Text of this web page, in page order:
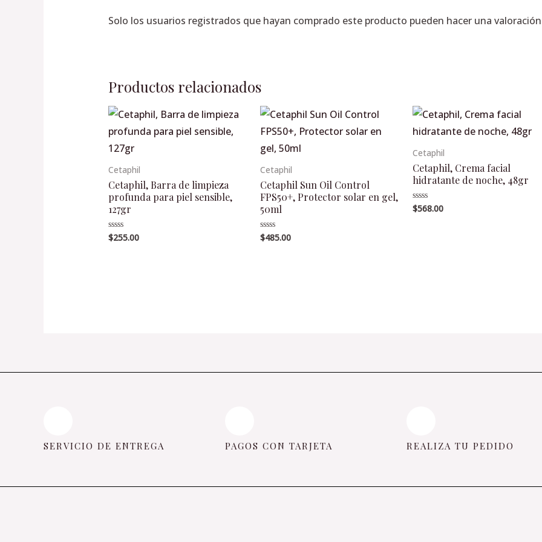
Solo los usuarios registrados que hayan comprado este producto pueden hacer una
Productos relacionados
Cetaphil
Cetaphil, Barra de limpieza
profunda para piel sensible,
127gr
Valorado
en
$255.00
Cetaphil
Cetaphil Sun Oil Control
FPS50+, Protector solar en gel,
50ml
Valorado
en
$485.00
Cetaphil
Cetaphil, Crema facial
hidratante de noche, 48gr
Valorado
en
$568.00
SERVICIO DE ENTREGA PAGOS CON TARJETA REALIZA TU PEDIDO